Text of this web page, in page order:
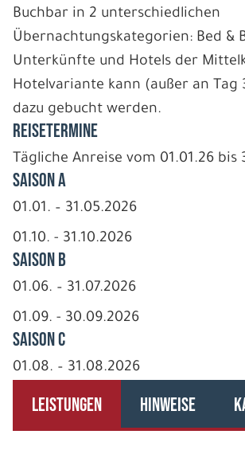
Buchbar in 2 unterschiedlichen
Übernachtungskategorien: Bed &
Unterkünfte und Hotels der
Hotelvariante kann (außer an Tag
dazu gebucht werden.
REISETERMINE
Tägliche Anreise vom 01.01.26 bis
Saison A
01.01. – 31.05.2026
01.10. - 31.10.2026
Saison B
01.06. – 31.07.2026
01.09. - 30.09.2026
Saison C
01.08. – 31.08.2026
LEISTUNGEN HINWEISE